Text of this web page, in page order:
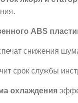
ABS
снижения
срок службы
охлаждения